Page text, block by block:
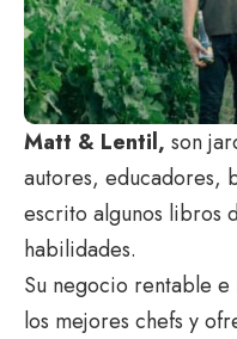
Matt & Lentil, son
autores, educadores,
escrito algunos libros
habilidades.
Su negocio rentable
los mejores chefs y